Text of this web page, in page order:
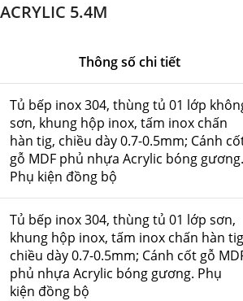
ACRYLIC 5.4M
Thông số chi tiết
Tủ bếp inox 304, thùng tủ 01 lớp
sơn, khung hộp inox, tấm inox chấn
hàn tig, chiều dày 0.7-0.5mm; Cánh
gỗ MDF phủ nhựa Acrylic bóng gương.
Phụ kiện đồng bộ
Tủ bếp inox 304, thùng tủ 01 lớp sơn,
khung hộp inox, tấm inox chấn hàn
chiều dày 0.7-0.5mm; Cánh cốt gỗ
phủ nhựa Acrylic bóng gương. Phụ
kiện đồng bộ